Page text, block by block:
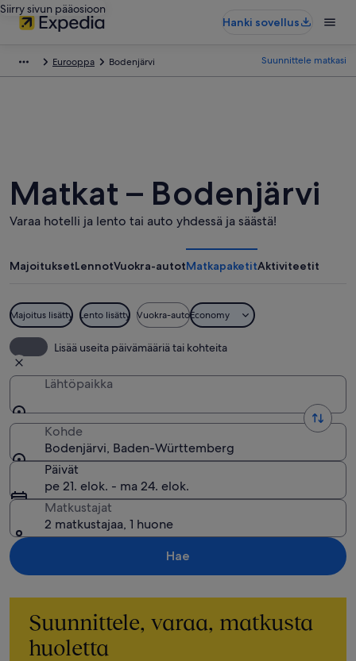
Siirry sivun pääosioon
Hanki sovellus
Eurooppa Bodenjärvi Suunnittele matkasi
Matkat – Bodenjärvi
Varaa hotelli ja lento tai auto yhdessä ja säästä!
MajoituksetLennotVuokra-autotMatkapaketitAktiviteetit
Majoitus lisätty Lento lisätty Vuokra-autoEconomy
Lisää useita päivämääriä tai kohteita
Lähtöpaikka
Kohde
Bodenjärvi, Baden-Württemberg
Päivät
pe 21. elok. - ma 24. elok.
Matkustajat
2 matkustajaa, 1 huone
Hae
Suunnittele, varaa, matkusta
huoletta